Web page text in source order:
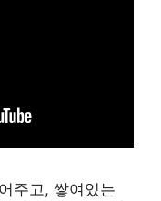
주고, 쌓여있는